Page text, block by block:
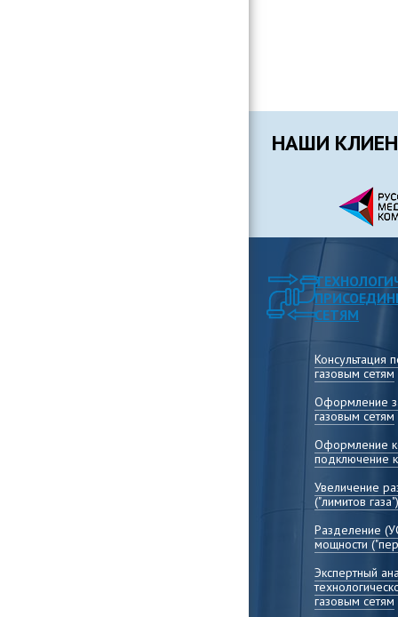
НАШИ
СЕТЯМ
Консультация
газовым сетям
Оформление
газовым сетям
Оформление
подключение
Увеличение
("лимитов газа")
Разделение
мощности
Экспертный
газовым сетям